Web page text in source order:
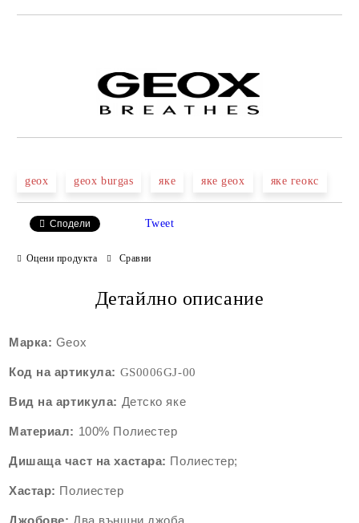
geox geox burgas яке яке geox яке геокс
Сподели Tweet
Оцени продукта Сравни
Детайлно описание
Марка: Geox
Код на артикула: GS0006GJ-00
Вид на артикула: Детско яке
Материал: 100% Полиестер
Дишаща част на хастара: Полиестер;
Хастар: Полиестер
Джобове: Два външни джоба